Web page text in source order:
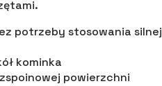
potrzeby stosowania silnej
kominka
powierzchni